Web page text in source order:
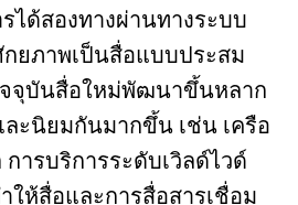
ได้สองทางผ่านทางระบบ
ยภาพเป็นสื่อแบบประสม
จุบันสื่อใหม่พัฒนาขึ้นหลาก
ะนิยมกันมากขึ้น เช่น เครือ
ารบริการระดับเวิลด์ไวด์
ให้สื่อและการสื่อสารเชื่อม